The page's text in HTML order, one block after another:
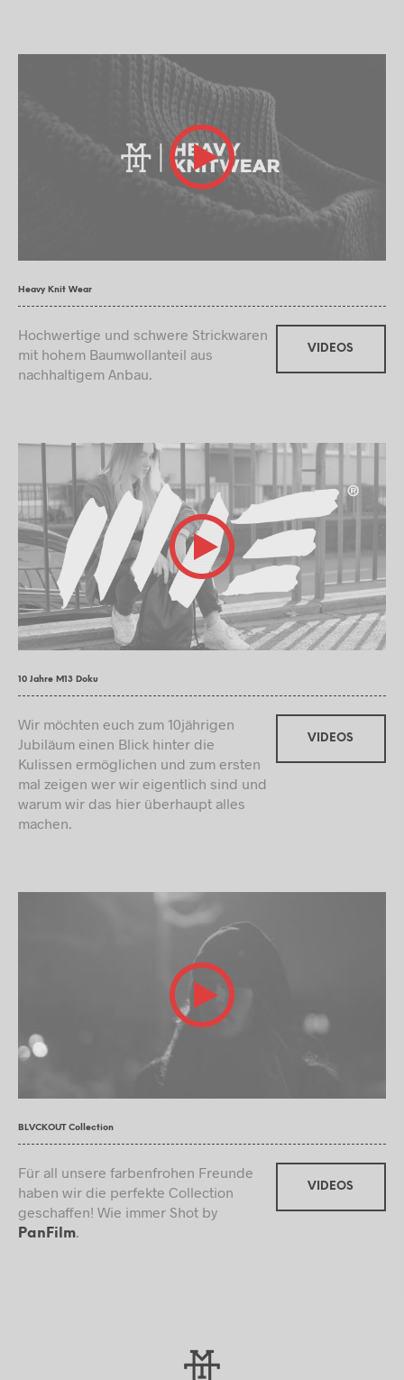
Heavy Knit Wear
Hochwertige und schwere Strickwaren
mit hohem Baumwollanteil aus
nachhaltigem Anbau.
VIDEOS
10 Jahre M13 Doku
Wir möchten euch zum 10jährigen
Jubiläum einen Blick hinter die
Kulissen ermöglichen und zum ersten
mal zeigen wer wir eigentlich sind und
warum wir das hier überhaupt alles
machen.
VIDEOS
BLVCKOUT Collection
Für all unsere farbenfrohen Freunde
haben wir die perfekte Collection
geschaffen! Wie immer Shot by
PanFilm.
VIDEOS